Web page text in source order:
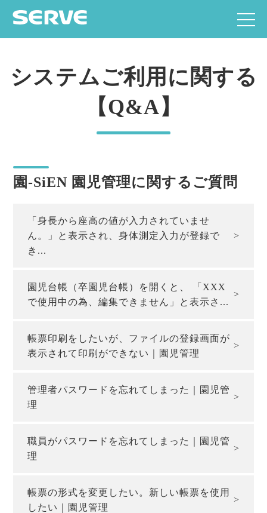
システムご利用に関する
【Q&A】
園-SiEN 園児管理に関するご質問
「身長から座高の値が入力されていませ
ん。」と表示され、身体測定入力が登録で
き...
園児台帳（卒園児台帳）を開くと、 「XXX
で使用中の為、編集できません」と表示さ...
帳票印刷をしたいが、ファイルの登録画面が
表示されて印刷ができない｜園児管理
管理者パスワードを忘れてしまった｜園児管
理
職員がパスワードを忘れてしまった｜園児管
理
帳票の形式を変更したい。新しい帳票を使用
したい｜園児管理